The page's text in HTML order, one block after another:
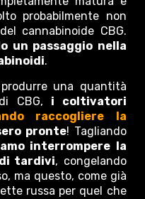
probabilmente non
cannabinoide CBG.
un passaggio nella
.
una quantità
CBG, i coltivatori
raccogliere la
pronte! Tagliando
interrompere la
tardivi, congelando
ma questo, come già
russa per quel che